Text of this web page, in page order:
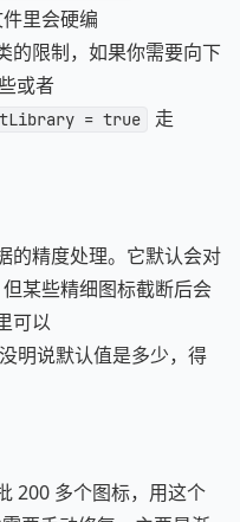
里会硬编
的限制，如果你需要向下
或者
= true
走
的精度处理。它默认会对
某些精细图标截断后会
可以
明说默认值是多少，得
200 多个图标，用这个